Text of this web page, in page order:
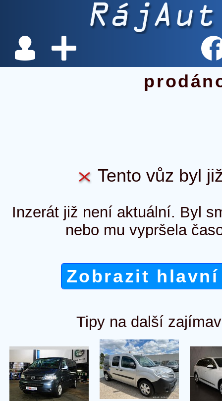
Tento vůz byl
Inzerát již není aktuální. Byl
nebo mu vypršela
Zobrazit
Tipy na další